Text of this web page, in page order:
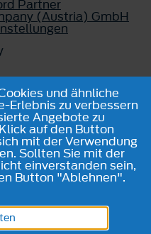
Partner
(Austria) GmbH
und ähnliche
Erlebnis zu verbessern
Angebote zu
auf den Button
mit der Verwendung
Sollten Sie mit der
einverstanden sein,
Button "Ablehnen".